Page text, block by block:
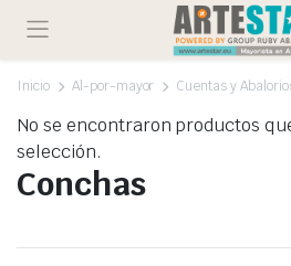
Inicio Al-por-mayor Cuentas y
No se encontraron productos
selección.
Conchas